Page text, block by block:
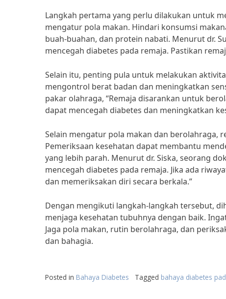
Langkah pertama yang perlu dilakukan untuk
mengatur pola makan. Hindari konsumsi
buah-buahan, dan protein nabati. Menurut dr.
mencegah diabetes pada remaja. Pastikan
Selain itu, penting pula untuk melakukan
mengontrol berat badan dan meningkatkan
pakar olahraga, “Remaja disarankan untuk
dapat mencegah diabetes dan meningkatkan
Selain mengatur pola makan dan berolahraga,
Pemeriksaan kesehatan dapat membantu
yang lebih parah. Menurut dr. Siska, seorang
mencegah diabetes pada remaja. Jika ada
dan memeriksakan diri secara berkala.”
Dengan mengikuti langkah-langkah tersebut,
menjaga kesehatan tubuhnya dengan baik.
Jaga pola makan, rutin berolahraga, dan
dan bahagia.
Posted in Bahaya Diabetes Tagged bahaya diabetes